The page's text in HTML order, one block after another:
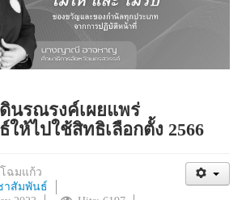
นรณรงค์เผยแพร่
ห้ไปใช้สิทธิเลือกตั้ง 2566
ฉมแก้ว
าสัมพันธ์